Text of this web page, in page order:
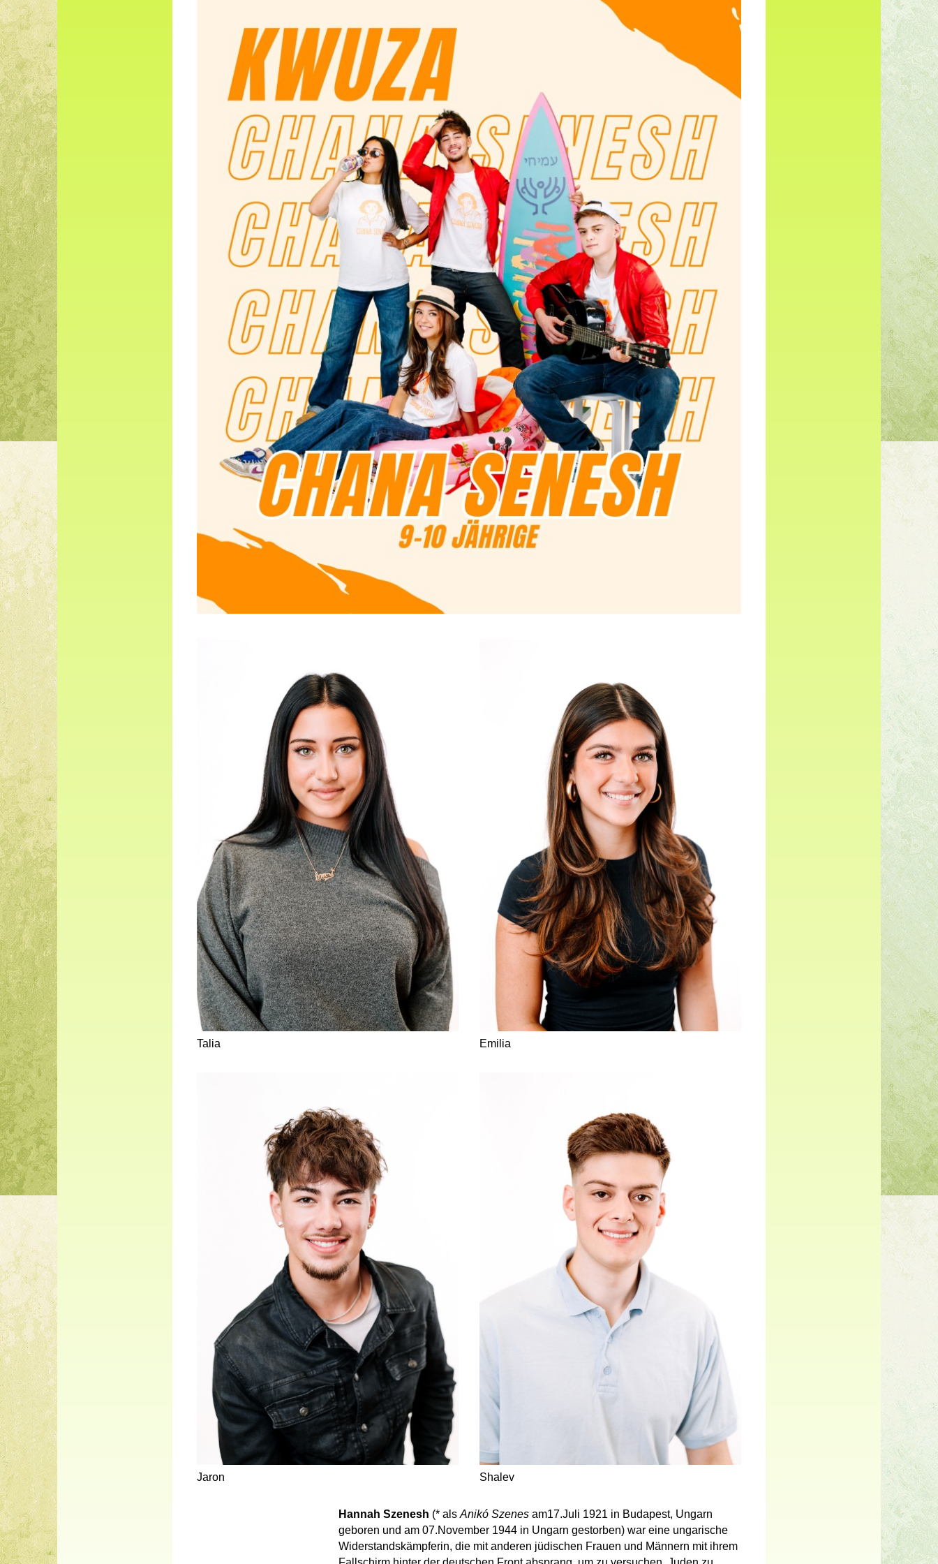
Talia Emilia
Jaron Shalev
Hannah Szenesh (* als Anikó Szenesam17.Juli 1921 in Budapest, Ungarn
geboren und am 07.November 1944 in Ungarn gestorben) war eine ungarische
Widerstandskämpferin, die mit anderen jüdischen Frauen und Männern mit ihrem